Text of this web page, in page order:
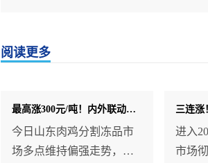
阅读更多
最高涨300元/吨！内外联动！鸡爪领涨肉鸡冻品市场！
今日山东肉鸡分割冻品市
场多点维持偏强走势，行
进入
市场